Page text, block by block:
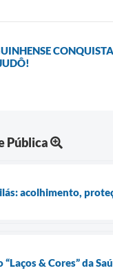
Pública
acolhimento,
& Cores” da